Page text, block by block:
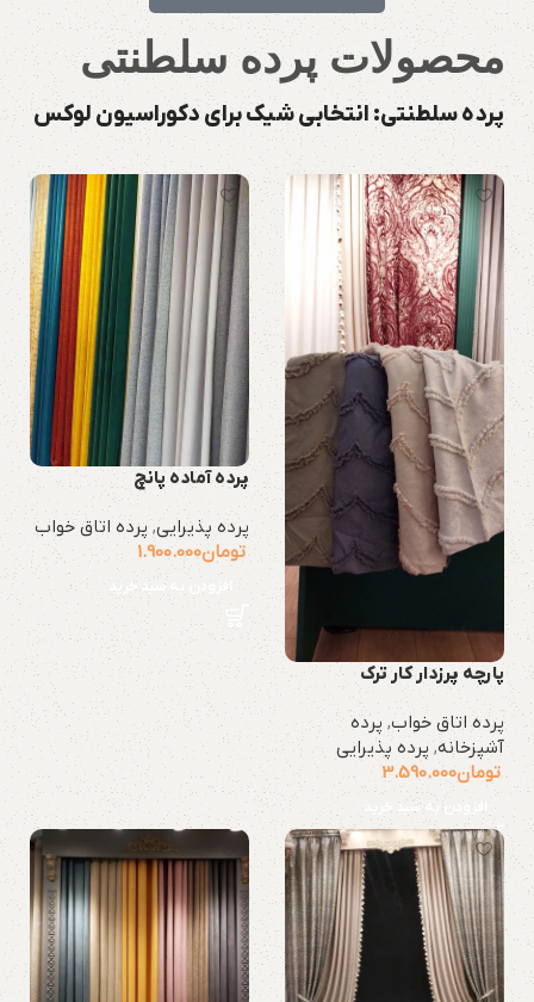
محصولاتپرده سلطنتی
پرده سلطنتی: انتخابی شیک برای دکوراسیون لوکس
پارچه پرزدار کار ترک
پرده اتاق خواب, پرده
آشپزخانه,پرده پذیرایی
تومان3.590.000
افزودن به سبد خرید
پرده آماده پانچ
پرده پذیرایی, پرده اتاق خواب
تومان1.900.000
افزودن به سبد خرید